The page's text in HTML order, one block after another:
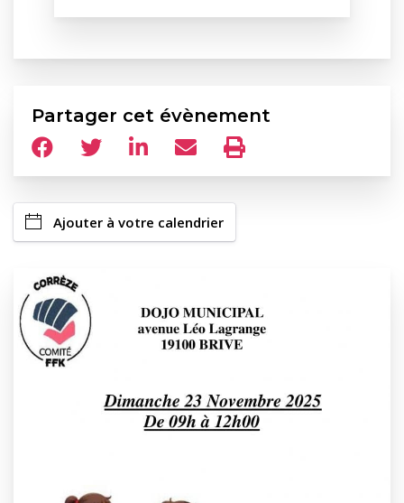
Partager cet évènement
Ajouter à votre calendrier